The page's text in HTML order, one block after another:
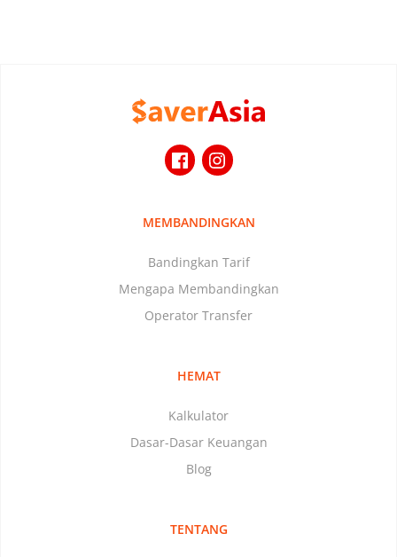
MEMBANDINGKAN
Bandingkan Tarif
Mengapa Membandingkan
Operator Transfer
HEMAT
Kalkulator
Dasar-Dasar Keuangan
Blog
TENTANG